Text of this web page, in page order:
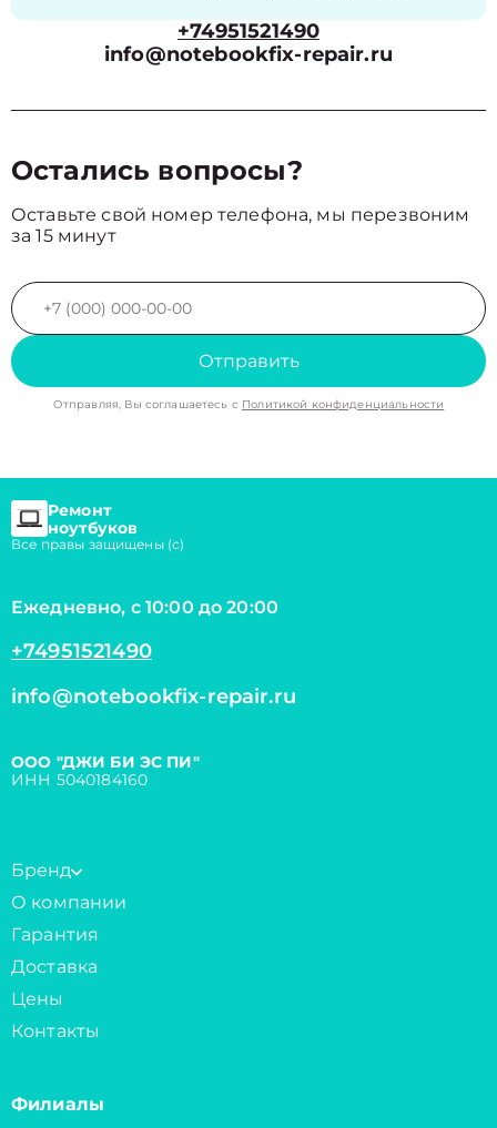
+74951521490
info@notebookfix-repair.ru
Остались вопросы?
Оставьте свой номер телефона, мы перезвоним
за 15 минут
Отправить
Отправляя, Вы соглашаетесь с Политикой конфиденциальности
Ремонт
ноутбуков
Все правы защищены (с)
Ежедневно, с 10:00 до 20:00
+74951521490
info@notebookfix-repair.ru
ООО "ДЖИ БИ ЭС ПИ"
ИНН 5040184160
Бренд
О компании
Гарантия
Доставка
Цены
Контакты
Филиалы